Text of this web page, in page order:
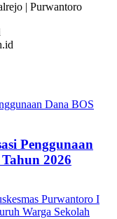
| Purwantoro
Penggunaan
2026